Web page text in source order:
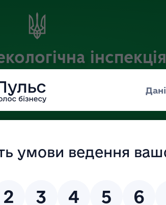
інспекція
округу
Офіційний веб-портал